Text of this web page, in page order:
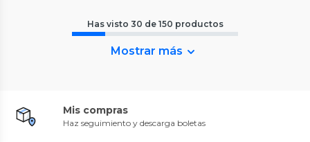
Has visto 30 de 150 productos
Mostrar más
Mis compras
Haz seguimiento y descarga boletas